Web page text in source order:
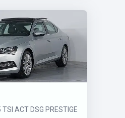
ACT DSG PRESTIGE